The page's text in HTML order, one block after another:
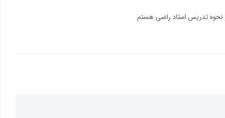
نحوه تدریس استاد راضی هستم